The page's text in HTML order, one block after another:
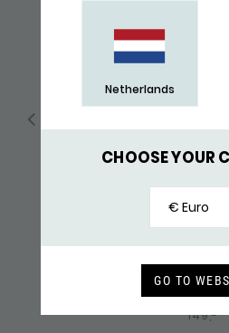
Netherlands
CHOOSE YOUR
€ Euro
GO TO
183BLK
149,-